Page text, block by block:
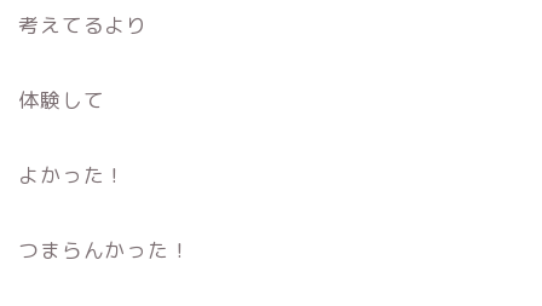
考えてるより
体験して
よかった！
つまらんかった！